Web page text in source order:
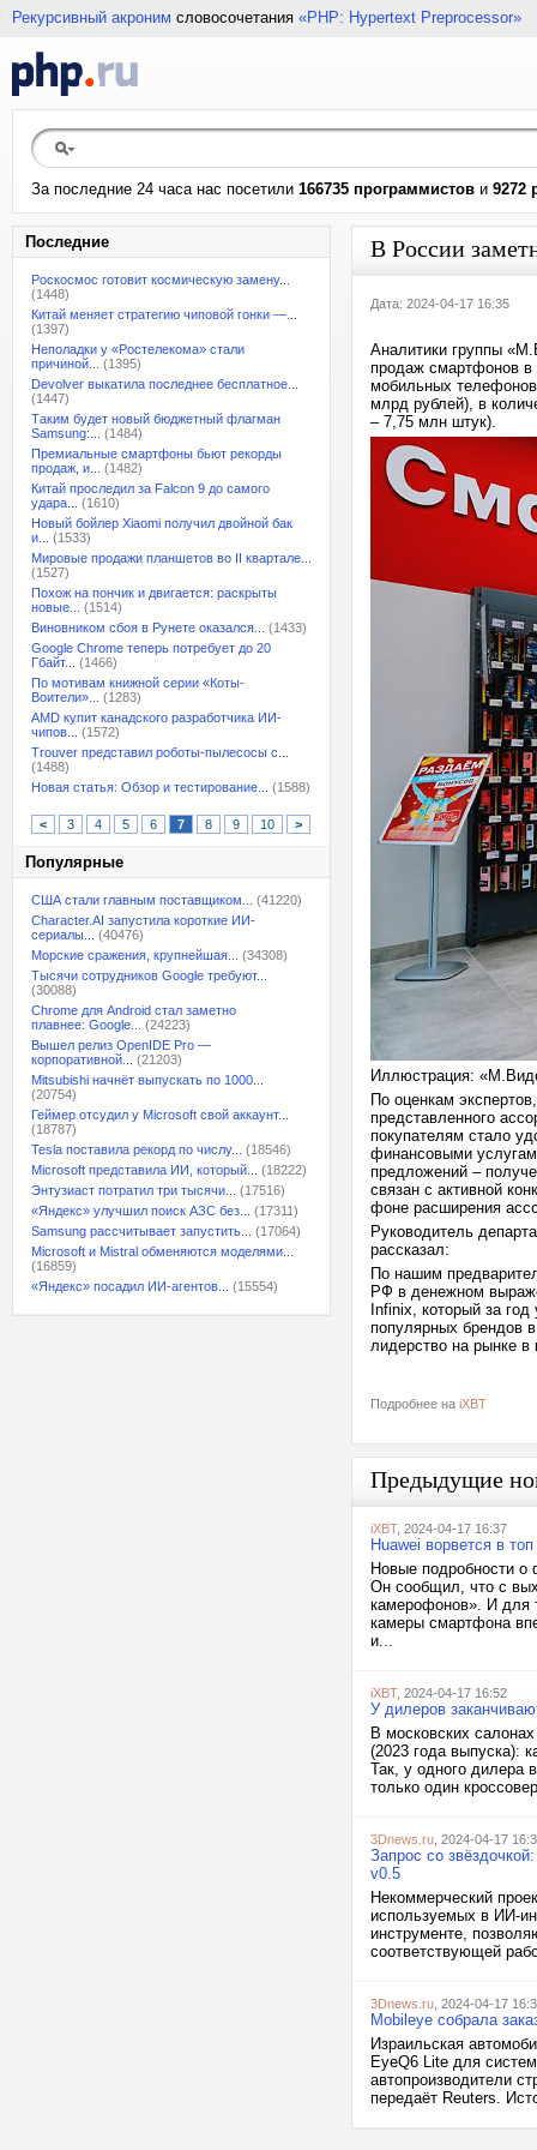
Рекурсивный акроним словосочетания «PHP: Hypertext Preprocessor»
За последние 24 часа нас посетили 166735 программистов и 9272
Последние
Роскосмос готовит космическую замену...
(1448)
Китай меняет стратегию чиповой гонки —...
(1397)
Неполадки у «Ростелекома» стали
причиной...
(1395)
Devolver выкатила последнее бесплатное...
(1447)
Таким будет новый бюджетный флагман
Samsung:...
(1484)
Премиальные смартфоны бьют рекорды
продаж, и...
(1482)
Китай проследил за Falcon 9 до самого
удара...
(1610)
Новый бойлер Xiaomi получил двойной бак
и...
(1533)
Мировые продажи планшетов во II квартале...
(1527)
Похож на пончик и двигается: раскрыты
новые...
(1514)
Виновником сбоя в Рунете оказался...
(1433)
Google Chrome теперь потребует до 20
Гбайт...
(1466)
По мотивам книжной серии «Коты-
Воители»...
(1283)
AMD купит канадского разработчика ИИ-
чипов...
(1572)
Trouver представил роботы-пылесосы с...
(1488)
Новая статья: Обзор и тестирование...
(1588)
< 3 4 5 6 7 8 9 10 >
Популярные
США стали главным поставщиком...
(41220)
Character.AI запустила короткие ИИ-
сериалы...
(40476)
Морские сражения, крупнейшая...
(34308)
Тысячи сотрудников Google требуют...
(30088)
Chrome для Android стал заметно
плавнее: Google...
(24223)
Вышел релиз OpenIDE Pro —
корпоративной...
(21203)
Mitsubishi начнёт выпускать по 1000...
(20754)
Геймер отсудил у Microsoft свой аккаунт...
(18787)
Tesla поставила рекорд по числу...
(18546)
Microsoft представила ИИ, который...
(18222)
Энтузиаст потратил три тысячи...
(17516)
«Яндекс» улучшил поиск АЗС без...
(17311)
Samsung рассчитывает запустить...
(17064)
Microsoft и Mistral обменяются моделями...
(16859)
«Яндекс» посадил ИИ-агентов...
(15554)
В России
Дата: 2024-04-17 16:35
Аналитики группы
продаж смартфонов в
мобильных
млрд рублей), в
– 7,75 млн штук).
Иллюстрация:
По оценкам
представленного
покупателям стало
финансовыми
предложений –
связан с активной
фоне расширения
Руководитель
рассказал:
По нашим
РФ в денежном
Infinix, который за
популярных брендов
лидерство на рынке
Подробнее на iXBT
Предыдущие
iXBT, 2024-04-17 16:37
Huawei ворвется в
Новые подробности о
Он сообщил, что с
камерофонов». И для
камеры смартфона
и...
iXBT, 2024-04-17 16:52
У дилеров
В московских
(2023 года выпуска):
Так, у одного дилера
только один
3Dnews.ru , 2024-04-17
Запрос со
v0.5
Некоммерческий
используемых в ИИ-
инструменте,
соответствующей
3Dnews.ru , 2024-04-17
Mobileye собрала
Израильская
EyeQ6 Lite для
автопроизводители
передаёт Reuters.